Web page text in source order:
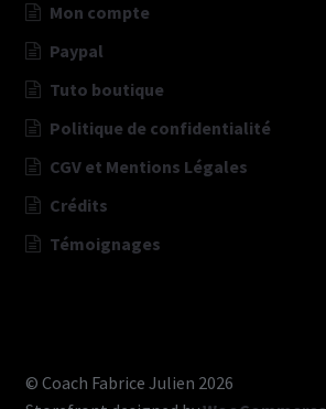
Mon compte
Paypal
Tuto boutique
Politique de confidentialité
CGV et Mentions Légales
Crédits
Témoignages
© Coach Fabrice Julien 2026